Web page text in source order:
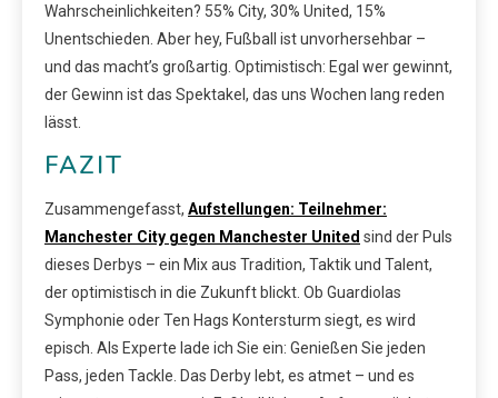
Wahrscheinlichkeiten? 55% City, 30% United, 15%
Unentschieden. Aber hey, Fußball ist unvorhersehbar –
und das macht’s großartig. Optimistisch: Egal wer gewinnt,
der Gewinn ist das Spektakel, das uns Wochen lang reden
lässt.
FAZIT
Zusammengefasst, Aufstellungen: Teilnehmer:
Manchester City gegen Manchester United sind der Puls
dieses Derbys – ein Mix aus Tradition, Taktik und Talent,
der optimistisch in die Zukunft blickt. Ob Guardiolas
Symphonie oder Ten Hags Kontersturm siegt, es wird
episch. Als Experte lade ich Sie ein: Genießen Sie jeden
Pass, jeden Tackle. Das Derby lebt, es atmet – und es